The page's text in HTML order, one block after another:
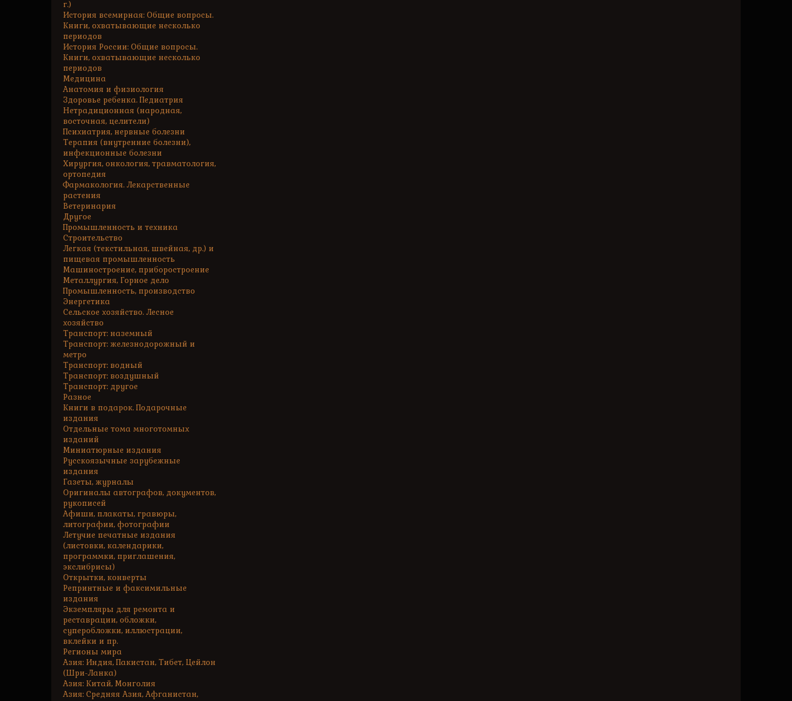
г.)
История всемирная: Общие вопросы.
Книги, охватывающие несколько
периодов
История России: Общие вопросы.
Книги, охватывающие несколько
периодов
Медицина
Анатомия и физиология
Здоровье ребенка. Педиатрия
Нетрадиционная (народная,
восточная, целители)
Психиатрия, нервные болезни
Терапия (внутренние болезни),
инфекционные болезни
Хирургия, онкология, травматология,
ортопедия
Фармакология. Лекарственные
растения
Ветеринария
Другое
Промышленность и техника
Строительство
Легкая (текстильная, швейная, др.) и
пищевая промышленность
Машиностроение, приборостроение
Металлургия, Горное дело
Промышленность, производство
Энергетика
Сельское хозяйство. Лесное
хозяйство
Транспорт: наземный
Транспорт: железнодорожный и
метро
Транспорт: водный
Транспорт: воздушный
Транспорт: другое
Разное
Книги в подарок. Подарочные
издания
Отдельные тома многотомных
изданий
Миниатюрные издания
Русскоязычные зарубежные
издания
Газеты, журналы
Оригиналы автографов, документов,
рукописей
Афиши, плакаты, гравюры,
литографии, фотографии
Летучие печатные издания
(листовки, календарики,
программки, приглашения,
экслибрисы)
Открытки, конверты
Репринтные и факсимильные
издания
Экземпляры для ремонта и
реставрации, обложки,
суперобложки, иллюстрации,
вклейки и пр.
Регионы мира
Азия: Индия, Пакистан, Тибет, Цейлон
(Шри-Ланка)
Азия: Китай, Монголия
Азия: Средняя Азия, Афганистан,